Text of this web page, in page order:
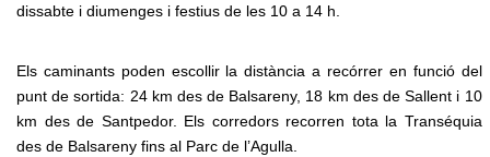
dissabte i diumenges i festius de les 10 a 14 h.
Els caminants poden escollir la distància a recórrer en funció del
punt de sortida: 24 km des de Balsareny, 18 km des de Sallent i 10
km des de Santpedor. Els corredors recorren tota la Transéquia
des de Balsareny fins al Parc de l’Agulla.